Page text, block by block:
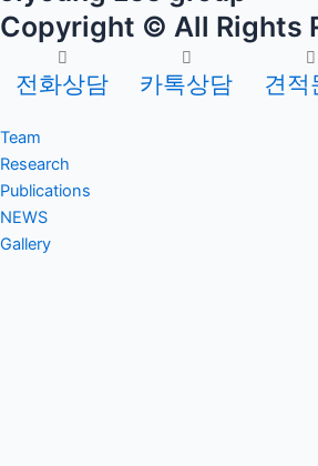
Copyright © All Rights
전화상담 카톡상담 견적
Team
PI
Current members
Alumni
Research
Research
aim 1
aim 2
Publications
Journal
Journal Cover
NEWS
Gallery